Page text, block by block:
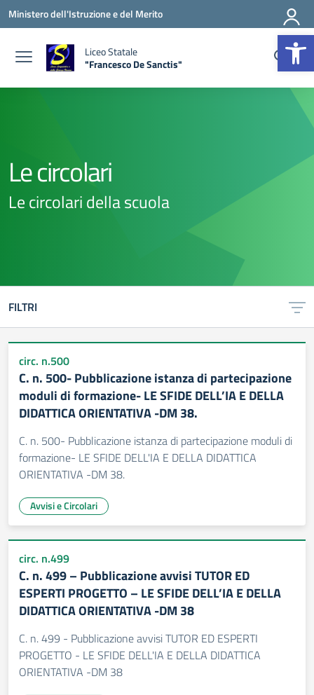
Vai ai contenuti
Vai al menu di navigazione
Vai al footer
Ministero dell'Istruzione e del Merito
Liceo Statale
"Francesco De Sanctis"
Le circolari
Le circolari della scuola
FILTRI
circ. n.500
C. n. 500- Pubblicazione istanza di partecipazione
moduli di formazione- LE SFIDE DELL’IA E DELLA
DIDATTICA ORIENTATIVA -DM 38.
C. n. 500- Pubblicazione istanza di partecipazione moduli di
formazione- LE SFIDE DELL'IA E DELLA DIDATTICA
ORIENTATIVA -DM 38.
Avvisi e Circolari
circ. n.499
C. n. 499 – Pubblicazione avvisi TUTOR ED
ESPERTI PROGETTO – LE SFIDE DELL’IA E DELLA
DIDATTICA ORIENTATIVA -DM 38
C. n. 499 - Pubblicazione avvisi TUTOR ED ESPERTI
PROGETTO - LE SFIDE DELL'IA E DELLA DIDATTICA
ORIENTATIVA -DM 38